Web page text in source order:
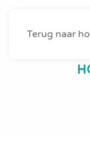
Terug naar